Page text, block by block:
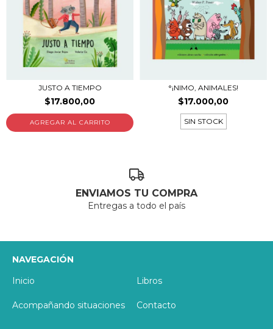
JUSTO A TIEMPO
$17.800,00
°¡NIMO, ANIMALES!
$17.000,00
SIN STOCK
ENVIAMOS TU COMPRA
Entregas a todo el país
NAVEGACIÓN
Inicio
Libros
Acompañando situaciones Contacto